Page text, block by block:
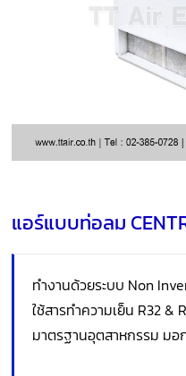
แอร์แบบท่อลม
ทำงานด้วยระบบ Non
ใช้สารทำความเย็น R32 &
มาตรฐานอุตสาหกรรม มอ